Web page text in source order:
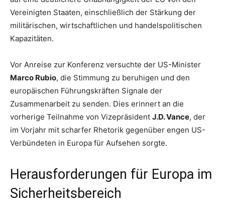
Vereinigten Staaten, einschließlich der Stärkung der
militärischen, wirtschaftlichen und handelspolitischen
Kapazitäten.
Vor Anreise zur Konferenz versuchte der US-Minister
Marco Rubio, die Stimmung zu beruhigen und den
europäischen Führungskräften Signale der
Zusammenarbeit zu senden. Dies erinnert an die
vorherige Teilnahme von Vizepräsident J.D. Vance, der
im Vorjahr mit scharfer Rhetorik gegenüber engen US-
Verbündeten in Europa für Aufsehen sorgte.
Herausforderungen für Europa im
Sicherheitsbereich